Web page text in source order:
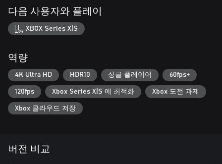
venture into the unknown, uncover the disturbing truth, and
fight for survival.
Explore the abandoned station, gather useful items, solve puzzles,
unimaginable horrors. But beware: Antarctica 88 features
multiple endings, and your choices will determine the fate of the
story.
Will you uncover all the secrets and bring the truth to light? Or
will the ice claim you forever?
다음 사용자와 플레이
XBOX Series X|S
역량
4K Ultra HD HDR10 싱글 플레이어 60fps+
120fps Xbox Series X|S 에 최적화 Xbox 도전 과제
Xbox 클라우드 저장
버전 비교